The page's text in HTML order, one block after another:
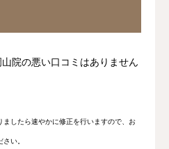
立的かつ正確な情報提供
向上と医療機関選択のサ
院の悪い口コミはありません
ましたら速やかに修正を行いますので、お
さい。